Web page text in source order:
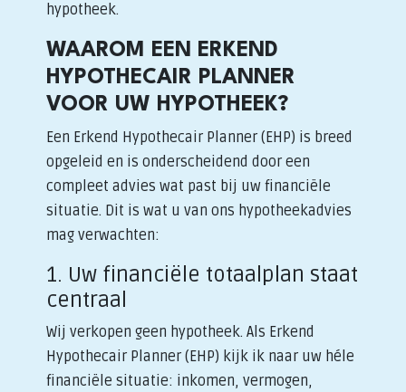
hypotheek.
WAAROM EEN ERKEND
HYPOTHECAIR PLANNER
VOOR UW HYPOTHEEK?
Een Erkend Hypothecair Planner (EHP) is breed
opgeleid en is onderscheidend door een
compleet advies wat past bij uw financiële
situatie. Dit is wat u van ons hypotheekadvies
mag verwachten:
1. Uw financiële totaalplan staat
centraal
Wij verkopen geen hypotheek. Als Erkend
Hypothecair Planner (EHP) kijk ik naar uw héle
financiële situatie: inkomen, vermogen,